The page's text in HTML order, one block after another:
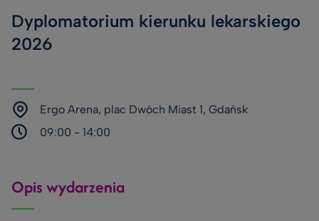
Dyplomatorium kierunku lekarskiego
2026
Ergo Arena, plac Dwóch Miast 1, Gdańsk
09:00 - 14:00
Opis wydarzenia